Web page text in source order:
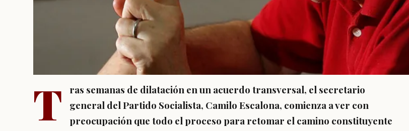
T
ras semanas de dilatación en un acuerdo transversal, el secretario
general del Partido Socialista, Camilo Escalona, comienza a ver con
preocupación que todo el proceso para retomar el camino constituyente